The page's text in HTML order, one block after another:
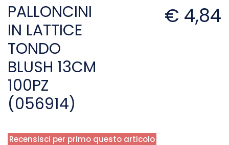
PALLONCINI
IN LATTICE
TONDO
BLUSH 13CM
100PZ
(056914)
€ 4,84
Recensisci per primo questo articolo